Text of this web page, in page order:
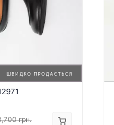
ШВИДКО ПРОДАЄТЬСЯ
грн.